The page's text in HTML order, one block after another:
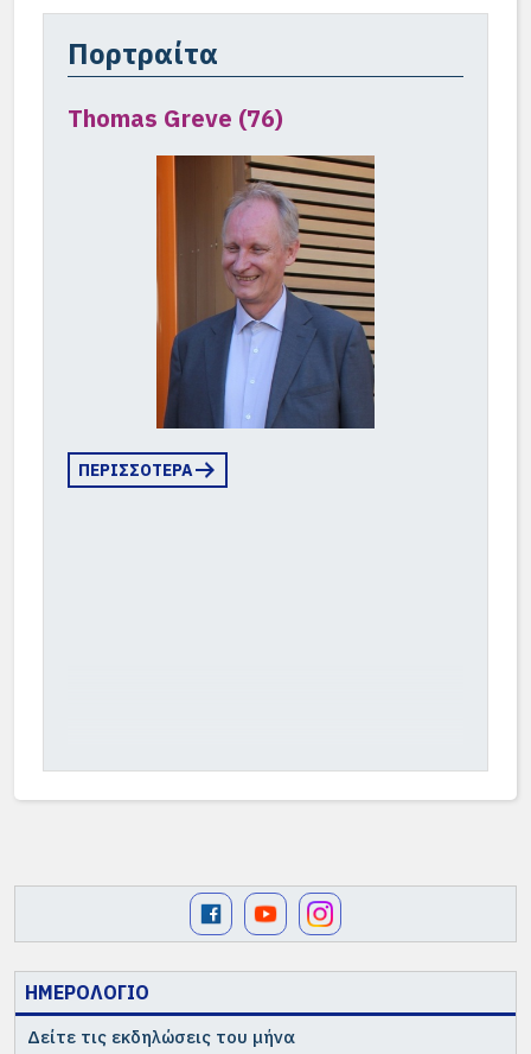
ΗΜΕΡΟΛΟΓΙΟ
Δείτε τις εκδηλώσεις του μήνα
Πορτραίτα
Thomas Greve (76)
ΠΕΡΙΣΣΟΤΕΡΑ